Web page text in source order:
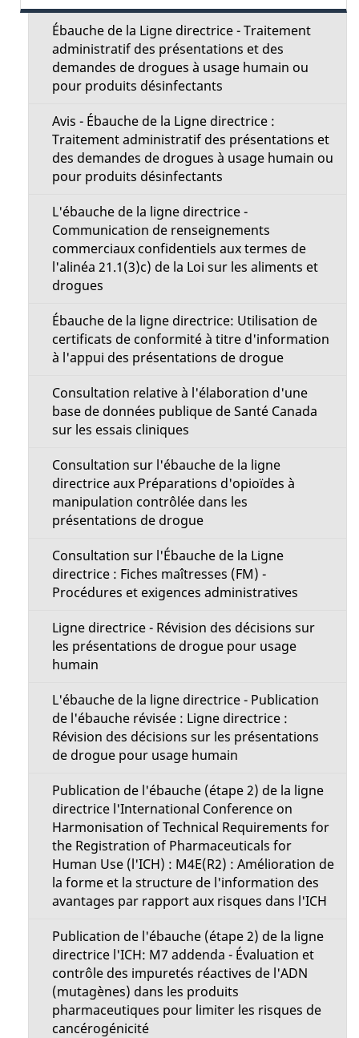
e
Ébauche de la Ligne directrice - Traitement
administratif des présentations et des
demandes de drogues à usage humain ou
pour produits désinfectants
Avis - Ébauche de la Ligne directrice :
Traitement administratif des présentations et
des demandes de drogues à usage humain ou
pour produits désinfectants
L'ébauche de la ligne directrice -
Communication de renseignements
commerciaux confidentiels aux termes de
l'alinéa 21.1(3)c) de la Loi sur les aliments et
drogues
Ébauche de la ligne directrice: Utilisation de
certificats de conformité à titre d'information
à l'appui des présentations de drogue
Consultation relative à l'élaboration d'une
base de données publique de Santé Canada
sur les essais cliniques
Consultation sur l'ébauche de la ligne
directrice aux Préparations d'opioïdes à
manipulation contrôlée dans les
présentations de drogue
Consultation sur l'Ébauche de la Ligne
directrice : Fiches maîtresses (FM) -
Procédures et exigences administratives
Ligne directrice - Révision des décisions sur
les présentations de drogue pour usage
humain
L'ébauche de la ligne directrice - Publication
de l'ébauche révisée : Ligne directrice :
Révision des décisions sur les présentations
de drogue pour usage humain
Publication de l'ébauche (étape 2) de la ligne
directrice l'International Conference on
Harmonisation of Technical Requirements for
the Registration of Pharmaceuticals for
Human Use (l'ICH) : M4E(R2) : Amélioration de
la forme et la structure de l'information des
avantages par rapport aux risques dans l'ICH
Publication de l'ébauche (étape 2) de la ligne
directrice l'ICH: M7 addenda - Évaluation et
contrôle des impuretés réactives de l'ADN
(mutagènes) dans les produits
pharmaceutiques pour limiter les risques de
cancérogénicité